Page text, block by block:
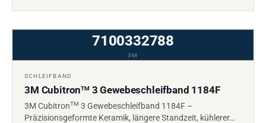
7100332788
3M
SCHLEIFBAND
3M CubitronTM3 Gewebeschleifband 1184F
3M CubitronTM 3 Gewebeschleifband 1184F –
Präzisionsgeformte Keramik, längere Standzeit, kühlerer…